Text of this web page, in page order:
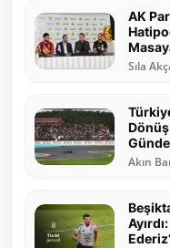
AK
Sıla
Akın